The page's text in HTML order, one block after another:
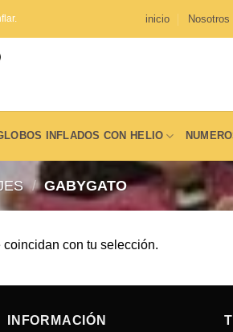
inicio Nosotros
INFLADOS CON HELIO
/ GABYGATO
con tu selección.
INFORMACIÓN